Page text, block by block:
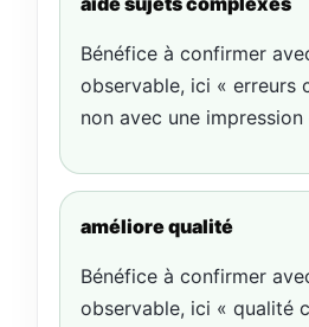
Bénéfice à confirmer
observable, ici « erreurs
non avec une impression
améliore qualité
Bénéfice à confirmer
observable, ici « qualité